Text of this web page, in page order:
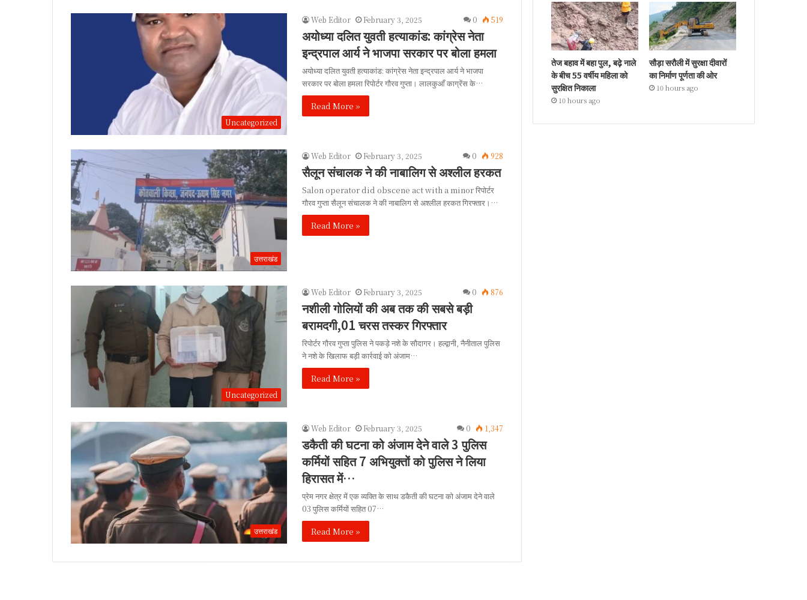
Uncategorized
Web Editor February 3, 2025 0 519
अयोध्या दलित युवती हत्याकांड: कांग्रेस नेता
इन्द्रपाल आर्य ने भाजपा सरकार पर बोला हमला
अयोध्या दलित युवती हत्याकांड: कांग्रेस नेता इन्द्रपाल आर्य ने भाजपा
सरकार पर बोला हमला रिपोर्टर गौरव गुप्ता। लालकुआँ काग्रेंस के…
Read More »
उत्तराखंड
Web Editor February 3, 2025 0 928
सैलून संचालक ने की नाबालिग से अश्लील हरकत
Salon operator did obscene act with a minor रिपोर्टर
गौरव गुप्ता सैलून संचालक ने की नाबालिग से अश्लील हरकत गिरफ्तार।…
Read More »
Uncategorized
Web Editor February 3, 2025 0 876
नशीली गोलियों की अब तक की सबसे बड़ी
बरामदगी,01 चरस तस्कर गिरफ्तार
रिपोर्टर गौरव गुप्ता पुलिस ने पकड़े नशे के सौदागर। हल्द्वानी, नैनीताल पुलिस
ने नशे के खिलाफ बड़ी कार्रवाई को अंजाम…
Read More »
उत्तराखंड
Web Editor February 3, 2025 0 1,347
डकैती की घटना को अंजाम देने वाले 3 पुलिस
कर्मियों सहित 7 अभियुक्तों को पुलिस ने लिया
हिरासत में…
प्रेम नगर क्षेत्र में एक व्यक्ति के साथ डकैती की घटना को अंजाम देने वाले
03 पुलिस कर्मियों सहित 07…
Read More »
तेज बहाव में बहा पुल, बढ़े नाले
के बीच 55 वर्षीय महिला को
सुरक्षित निकाला
10 hours ago
सौड़ा सरौली में सुरक्षा दीवारों
का निर्माण पूर्णता की ओर
10 hours ago